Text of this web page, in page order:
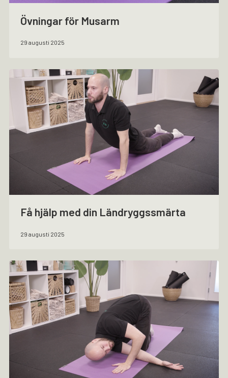
Övningar för Musarm
29 augusti 2025
Få hjälp med din Ländryggssmärta
29 augusti 2025